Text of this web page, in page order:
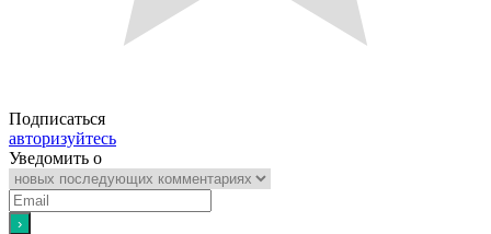
Подписаться
авторизуйтесь
Уведомить о